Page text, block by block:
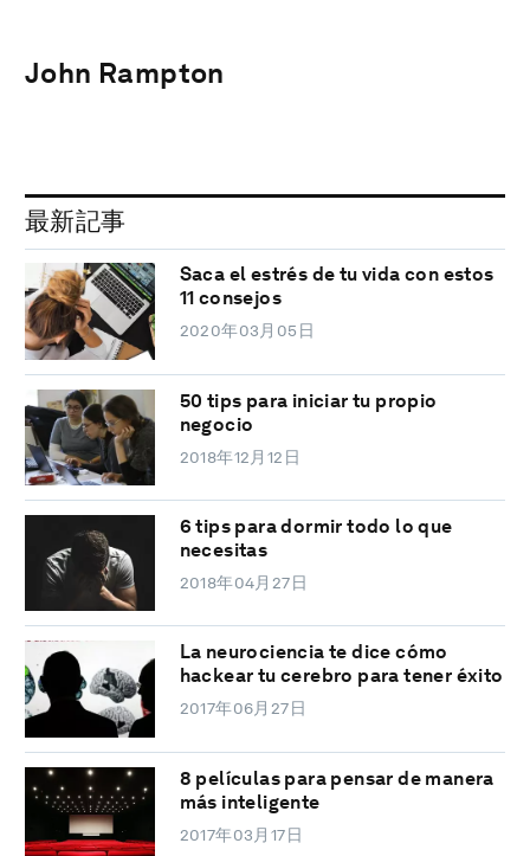
John Rampton
最新記事
Saca el estrés de tu vida con estos
11 consejos
2020年03月05日
50 tips para iniciar tu propio
negocio
2018年12月12日
6 tips para dormir todo lo que
necesitas
2018年04月27日
La neurociencia te dice cómo
hackear tu cerebro para tener éxito
2017年06月27日
8 películas para pensar de manera
más inteligente
2017年03月17日